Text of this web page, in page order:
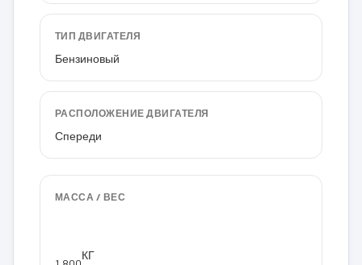
ТИП ДВИГАТЕЛЯ
Бензиновый
РАСПОЛОЖЕНИЕ ДВИГАТЕЛЯ
Спереди
МАССА / ВЕС
КГ